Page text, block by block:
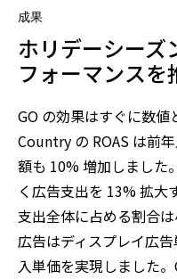
成果
ホリデーシーズ
フォーマンスを
GO の効果はすぐに数
Country の ROAS は前
額も 10% 増加しました
く広告支出を 13% 拡大
支出全体に占める割合
広告はディスプレイ広
入単価を実現しました